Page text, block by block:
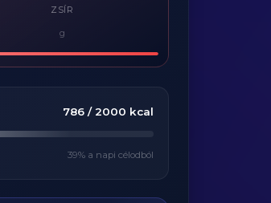
ZSÍR
g
786 / 2000 kcal
39% a napi célodból